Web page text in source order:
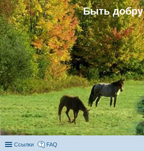
Быть добру
Ссылки FAQ